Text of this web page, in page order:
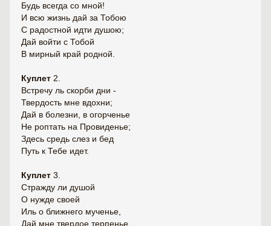
Будь всегда со мной!
И всю жизнь дай за Тобою
С радостной идти душою;
Дай войти с Тобой
В мирный край родной.
Куплет 2.
Встречу ль скорби дни -
Твердость мне вдохни;
Дай в болезни, в огорченье
Не роптать на Провиденье;
Здесь средь слез и бед
Путь к Тебе идет.
Куплет 3.
Стражду ли душой
О нужде своей
Иль о ближнего мученье,
Дай мне твердое терпенье.